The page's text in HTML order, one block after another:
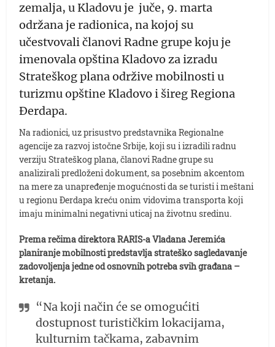
zemalja, u Kladovu je juče, 9. marta
održana je radionica, na kojoj su
učestvovali članovi Radne grupe koju je
imenovala opština Kladovo za izradu
Strateškog plana održive mobilnosti u
turizmu opštine Kladovo i šireg Regiona
Đerdapa.
Na radionici, uz prisustvo predstavnika Regionalne
agencije za razvoj istočne Srbije, koji su i izradili radnu
verziju Strateškog plana, članovi Radne grupe su
analizirali predloženi dokument, sa posebnim akcentom
na mere za unapređenje mogućnosti da se turisti i meštani
u regionu Đerdapa kreću onim vidovima transporta koji
imaju minimalni negativni uticaj na životnu sredinu.
Prema rečima direktora RARIS-a Vladana Jeremića
planiranje mobilnosti predstavlja strateško sagledavanje
zadovoljenja jedne od osnovnih potreba svih građana –
kretanja.
“Na koji način će se omogućiti
dostupnost turističkim lokacijama,
kulturnim tačkama, zabavnim